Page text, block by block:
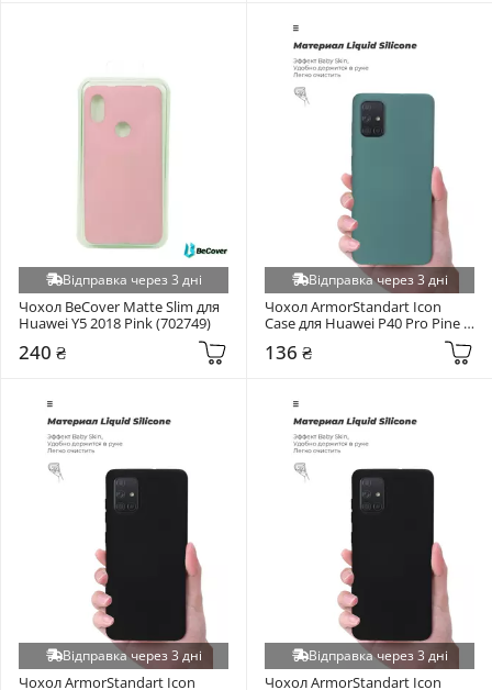
Відправка через 3 дні
Чохол BeCover Matte Slim для
Huawei Y5 2018 Pink (702749)
240 ₴
Відправка через 3 дні
Чохол ArmorStandart Icon
Case для Huawei P40 Pro Pine
136 ₴
Відправка через 3 дні
Чохол ArmorStandart Icon
Відправка через 3 дні
Чохол ArmorStandart Icon